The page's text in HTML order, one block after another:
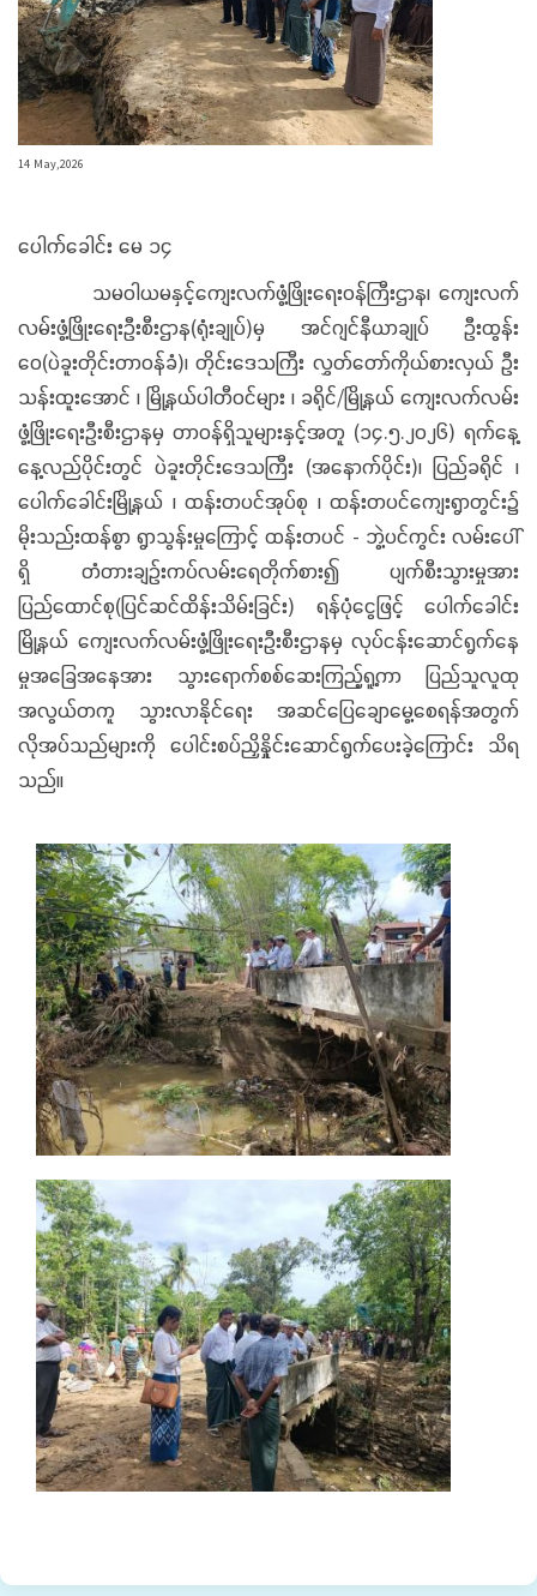
14 May,2026
ပေါက်ခေါင်း မေ ၁၄
သမဝါယမနှင့်ကျေးလက်ဖွံ့ဖြိုးရေးဝန်ကြီးဌာန၊ ကျေးလက်
လမ်းဖွံ့ဖြိုးရေးဦးစီးဌာန(ရုံးချုပ်)မှ အင်ဂျင်နီယာချုပ် ဦးထွန်း
ဝေ(ပဲခူးတိုင်းတာဝန်ခံ)၊ တိုင်းဒေသကြီး လွှတ်တော်ကိုယ်စားလှယ် ဦး
သန်းထူးအောင် ၊ မြို့နယ်ပါတီဝင်များ ၊ ခရိုင်/မြို့နယ် ကျေးလက်လမ်း
ဖွံ့ဖြိုးရေးဦးစီးဌာနမှ တာဝန်ရှိသူများနှင့်အတူ (၁၄.၅.၂၀၂၆) ရက်နေ့
နေ့လည်ပိုင်းတွင် ပဲခူးတိုင်းဒေသကြီး (အနောက်ပိုင်း)၊ ပြည်ခရိုင် ၊
ပေါက်ခေါင်းမြို့နယ် ၊ ထန်းတပင်အုပ်စု ၊ ထန်းတပင်ကျေးရွာတွင်း၌
မိုးသည်းထန်စွာ ရွာသွန်းမှုကြောင့် ထန်းတပင် - ဘွဲ့ပင်ကွင်း လမ်းပေါ်
ရှိ တံတားချဉ်းကပ်လမ်းရေတိုက်စား၍ ပျက်စီးသွားမှုအား
ပြည်ထောင်စု(ပြင်ဆင်ထိန်းသိမ်းခြင်း) ရန်ပုံငွေဖြင့် ပေါက်ခေါင်း
မြို့နယ် ကျေးလက်လမ်းဖွံ့ဖြိုးရေးဦးစီးဌာနမှ လုပ်ငန်းဆောင်ရွက်နေ
မှုအခြေအနေအား သွားရောက်စစ်ဆေးကြည့်ရူ့ကာ ပြည်သူလူထု
အလွယ်တကူ သွားလာနိုင်ရေး အဆင်ပြေချောမွေ့စေရန်အတွက်
လိုအပ်သည်များကို ပေါင်းစပ်ညှိနှိုင်းဆောင်ရွက်ပေးခဲ့ကြောင်း သိရ
သည်။